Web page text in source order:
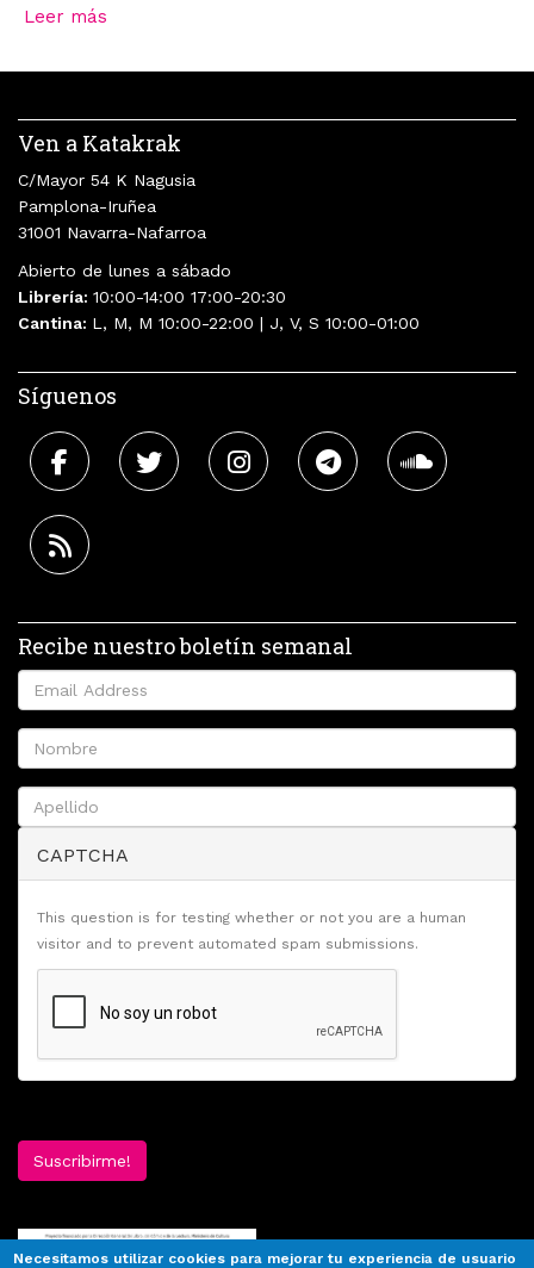
Leer más
Ven a Katakrak
C/Mayor 54 K Nagusia
Pamplona-Iruñea
31001 Navarra-Nafarroa
Abierto de lunes a sábado
Librería: 10:00-14:00 17:00-20:30
Cantina: L, M, M 10:00-22:00 | J, V, S 10:00-01:00
Síguenos
Recibe nuestro boletín semanal
CAPTCHA
This question is for testing whether or not you are a human
visitor and to prevent automated spam submissions.
Suscribirme!
Necesitamos utilizar cookies para mejorar tu experiencia de usuario